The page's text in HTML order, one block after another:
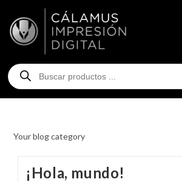
Your blog category
¡Hola, mundo!